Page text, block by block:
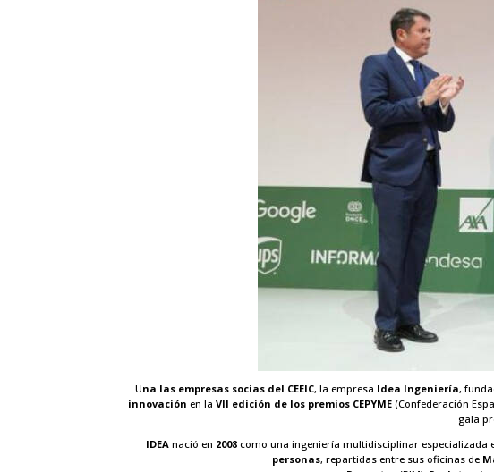
Una las empresas socias del CEEIC, la empresa Idea Ingeniería,
innovación en la VII edición de los premios CEPYME(Confederación
gala
IDEA nació en 2008 como una ingeniería multidisciplinar especializada
personas, repartidas entre sus oficinas de